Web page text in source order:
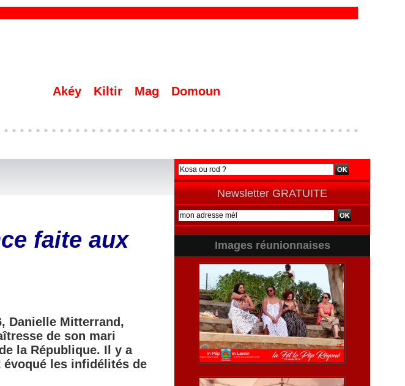
Akéy Kiltir Mag Domoun
faite aux
Danielle Mitterrand,
de son mari
la République. Il y a
évoqué les infidélités de
Newsletter GRATUITE
Images réunionnaises